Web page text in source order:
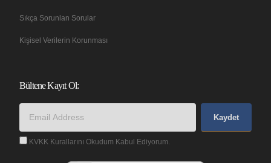
Sıkça Sorunlan Sorular
Kişisel Verilerin Korunması
Bültene Kayıt Ol:
Kaydet
KVKK Kurallarını Okudum Kabul Ediyorum.